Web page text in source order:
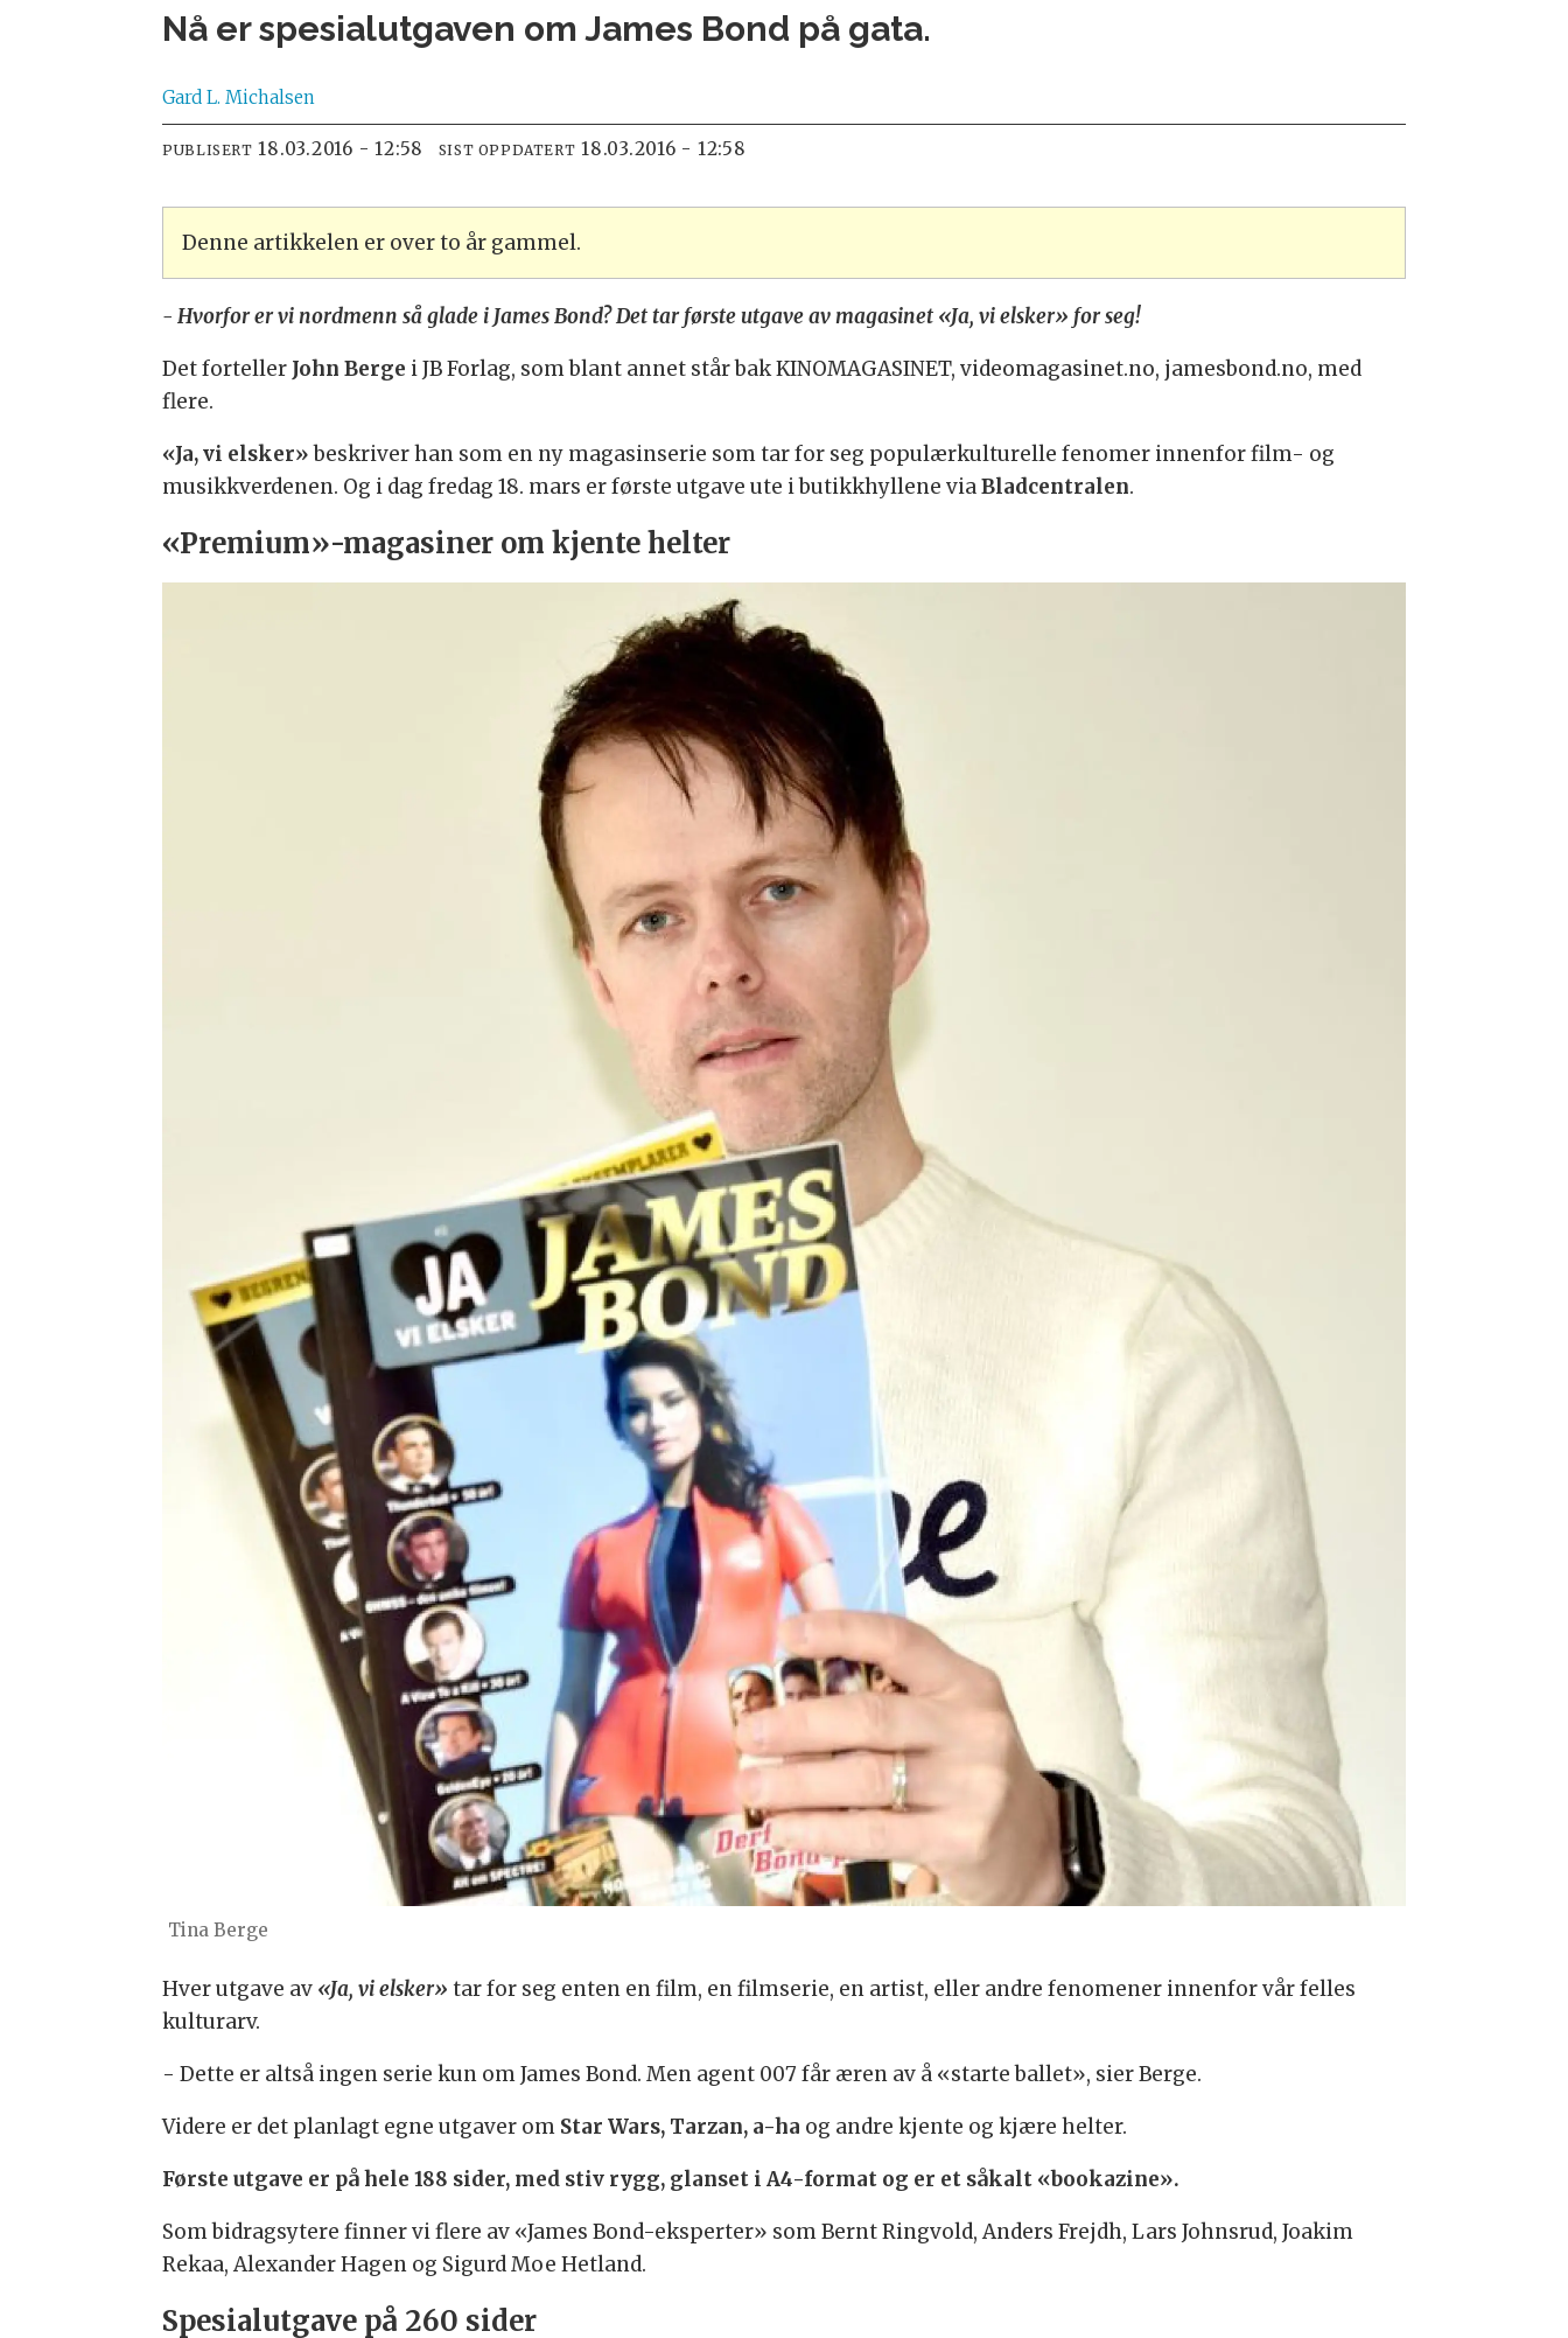
Nå er spesialutgaven om James Bond på gata.
Gard L. Michalsen
PUBLISERT 18.03.2016 - 12:58 SIST OPPDATERT 18.03.2016 - 12:58
Denne artikkelen er over to år gammel.
- Hvorfor er vi nordmenn så glade i James Bond? Det tar første utgave av magasinet «Ja, vi elsker» for seg!
Det forteller John Berge i JB Forlag, som blant annet står bak KINOMAGASINET, videomagasinet.no, jamesbond.no, med
flere.
«Ja, vi elsker»beskriver han som en ny magasinserie som tar for seg populærkulturelle fenomer innenfor film- og
musikkverdenen. Og i dag fredag 18. mars er første utgave ute i butikkhyllene viaBladcentralen.
«Premium»-magasiner om kjente helter
Tina Berge
Hver utgave av «Ja, vi elsker» tar for seg enten en film, en filmserie, en artist, eller andre fenomener innenfor vår felles
kulturarv.
- Dette er altså ingen serie kun om James Bond. Men agent 007 får æren av å «starte ballet», sier Berge.
Videre er det planlagt egne utgaver om Star Wars, Tarzan, a-ha og andre kjente og kjære helter.
Første utgave er på hele 188 sider, med stiv rygg, glanset i A4-format og er et såkalt «bookazine».
Som bidragsytere finner vi flere av «James Bond-eksperter» som Bernt Ringvold, Anders Frejdh, Lars Johnsrud, Joakim
Rekaa, Alexander Hagen og Sigurd Moe Hetland.
Spesialutgave på 260 sider